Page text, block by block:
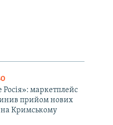
маркетплейс
прийом нових
на Кримському